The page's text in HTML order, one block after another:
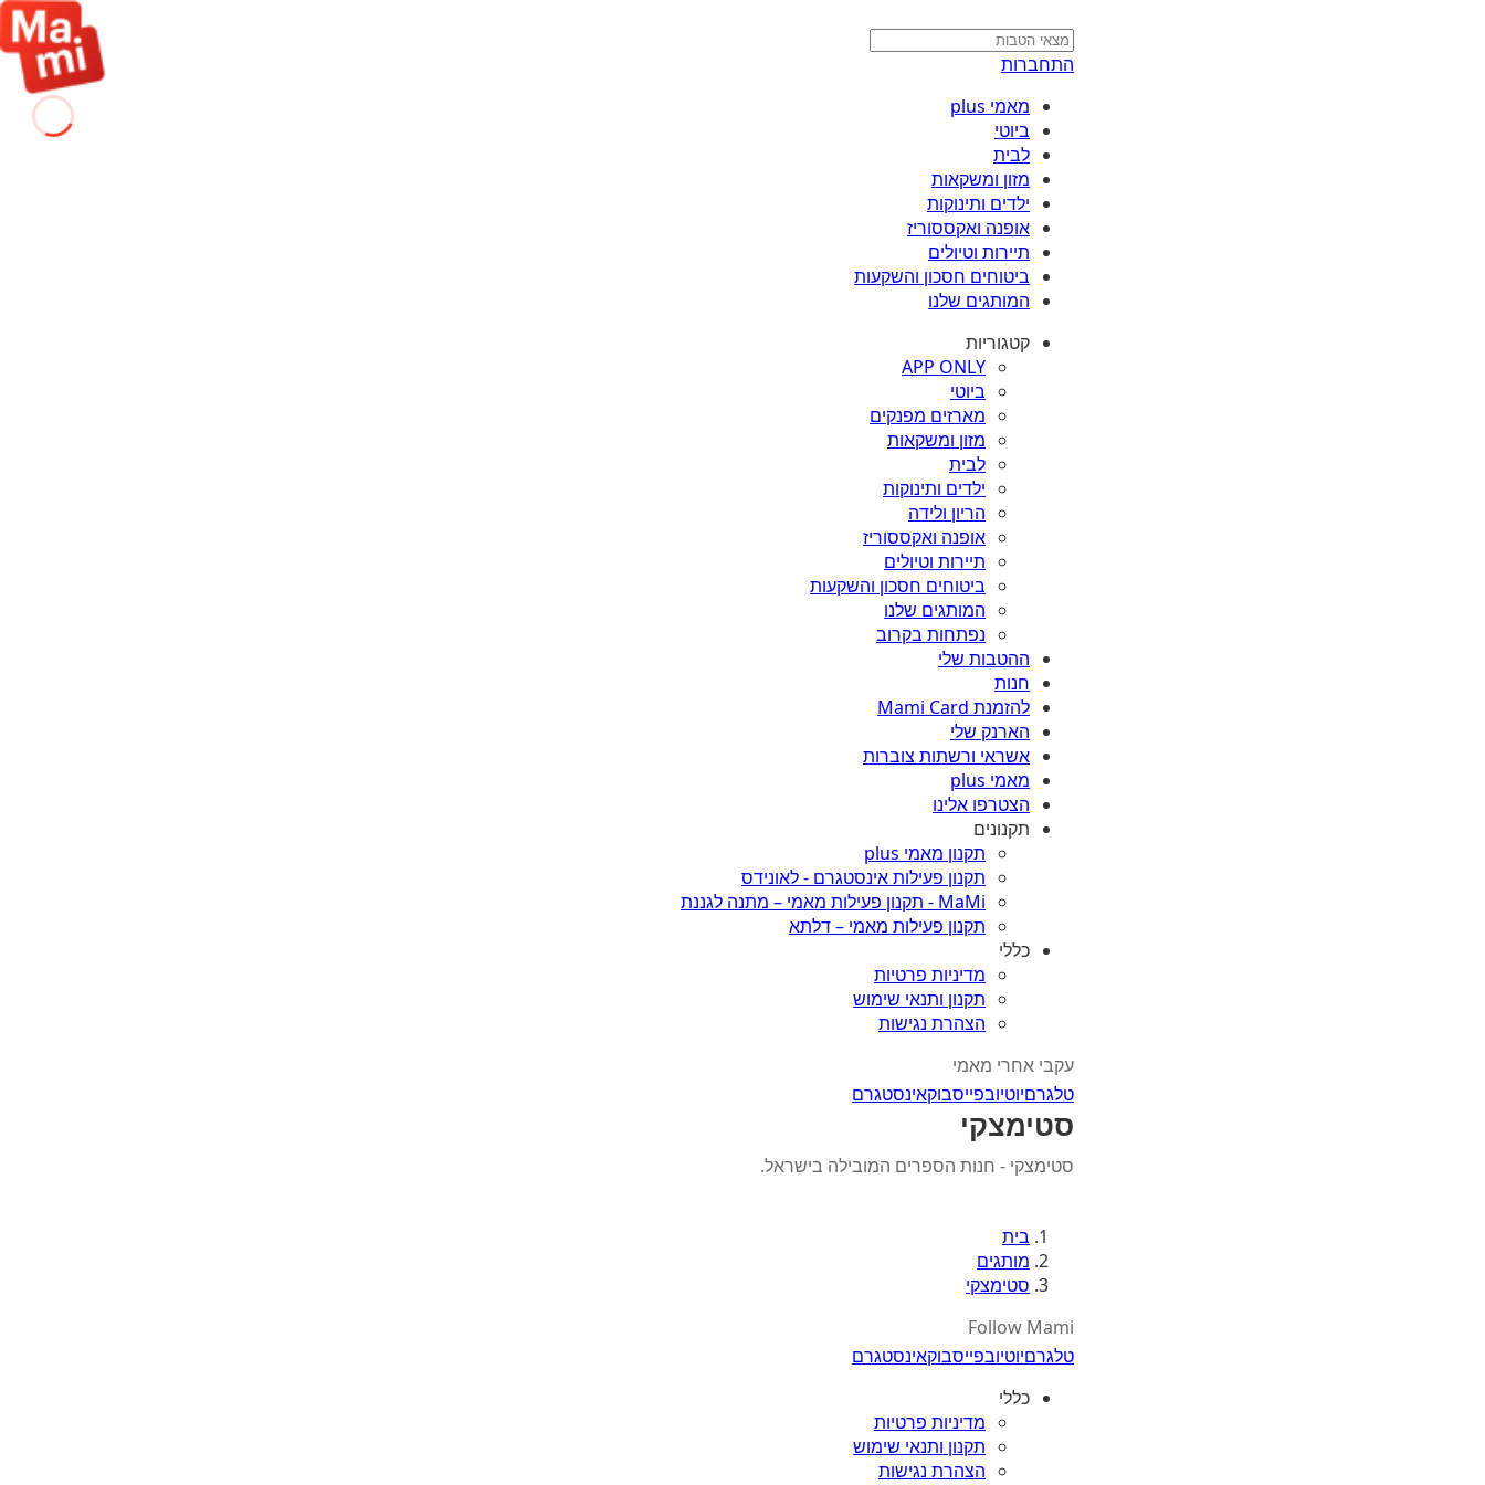
התחברות
מאמי plus
ביוטי
לבית
מזון ומשקאות
ילדים ותינוקות
אופנה ואקססוריז
תיירות וטיולים
ביטוחים חסכון והשקעות
המותגים שלנו
קטגוריות
APP ONLY
ביוטי
מארזים מפנקים
מזון ומשקאות
לבית
ילדים ותינוקות
הריון ולידה
אופנה ואקססוריז
תיירות וטיולים
ביטוחים חסכון והשקעות
המותגים שלנו
נפתחות בקרוב
ההטבות שלי
חנות
להזמנת Mami Card
הארנק שלי
אשראי ורשתות צוברות
מאמי plus
הצטרפו אלינו
תקנונים
תקנון מאמי plus
תקנון פעילות אינסטגרם - לאונידס
MaMi - תקנון פעילות מאמי – מתנה לגננת
תקנון פעילות מאמי – דלתא
כללי
מדיניות פרטיות
תקנון ותנאי שימוש
הצהרת נגישות
עקבי אחרי מאמי
טלגרםיוטיובפייסבוקאינסטגרם
סטימצקי
סטימצקי - חנות הספרים המובילה בישראל.
בית
מותגים
סטימצקי
Follow Mami
טלגרםיוטיובפייסבוקאינסטגרם
כללי
מדיניות פרטיות
תקנון ותנאי שימוש
הצהרת נגישות